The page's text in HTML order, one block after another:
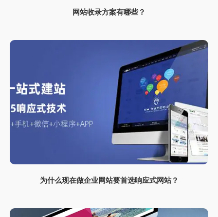
网站收录方案有哪些？
为什么现在做企业网站要首选响应式网站？